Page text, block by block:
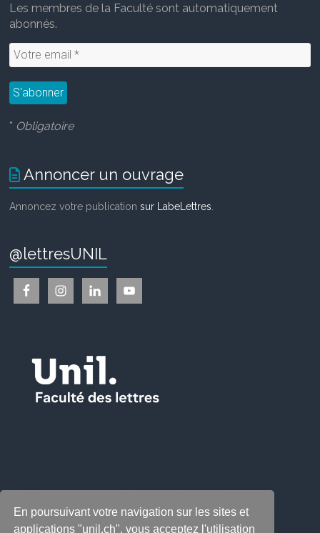
En poursuivant votre navigation sur les sites et
applications "unil.ch", vous acceptez l'utilisation
Les membres de la Faculté sont automatiquement
abonnés.
* Obligatoire
Annoncer un ouvrage
Annoncez votre publicationsur LabeLettres
@lettresUNIL